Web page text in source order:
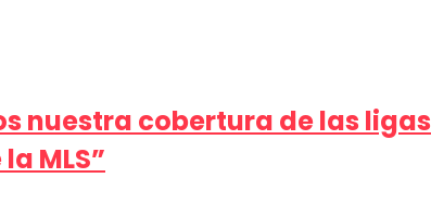
nuestra cobertura de las ligas
MLS”